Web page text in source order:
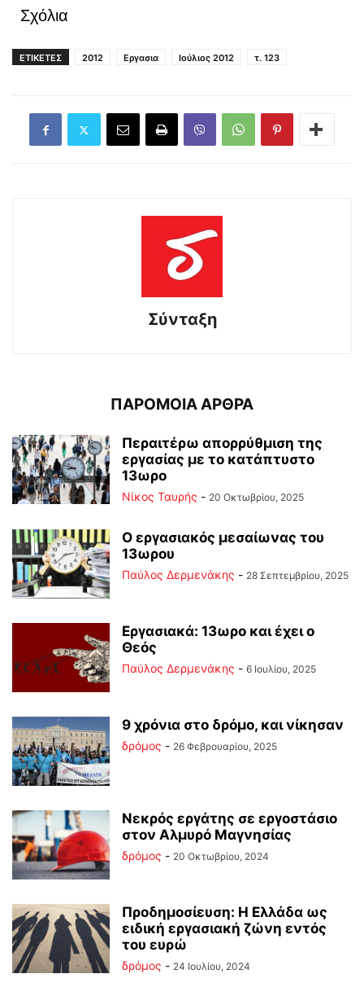
Σχόλια
ΕΤΙΚΕΤΕΣ 2012 Εργασια Ιούλιος 2012 τ. 123
Σύνταξη
ΠΑΡΟΜΟΙΑ ΑΡΘΡΑ
Περαιτέρω απορρύθμιση της
εργασίας με το κατάπτυστο
13ωρο
Νίκος Ταυρής - 20 Οκτωβρίου, 2025
Ο εργασιακός μεσαίωνας του
13ωρου
Παύλος Δερμενάκης - 28 Σεπτεμβρίου, 2025
Εργασιακά: 13ωρο και έχει ο
Θεός
Παύλος Δερμενάκης - 6 Ιουλίου, 2025
9 χρόνια στο δρόμο, και νίκησαν
δρόμος - 26 Φεβρουαρίου, 2025
Νεκρός εργάτης σε εργοστάσιο
στον Αλμυρό Μαγνησίας
δρόμος - 20 Οκτωβρίου, 2024
Προδημοσίευση: Η Ελλάδα ως
ειδική εργασιακή ζώνη εντός
του ευρώ
δρόμος - 24 Ιουλίου, 2024